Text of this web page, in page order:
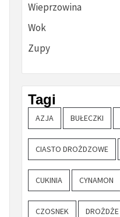
Wieprzowina
Wok
Zupy
Tagi
AZJA BUŁECZKI
CIASTO DROŻDZOWE
CUKINIA CYNAMON
CZOSNEK DROŻDŻE